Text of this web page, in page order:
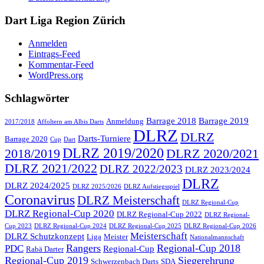
Dart Liga Region Zürich
Anmelden
Eintrags-Feed
Kommentar-Feed
WordPress.org
Schlagwörter
2017/2018 Affoltern am Albis Darts Anmeldung Barrage 2018 Barrage 2019
Barrage 2020 Cup Dart Darts-Turniere DLRZ DLRZ
2018/2019 DLRZ 2019/2020 DLRZ 2020/2021
DLRZ 2021/2022 DLRZ 2022/2023 DLRZ 2023/2024
DLRZ 2024/2025 DLRZ 2025/2026 DLRZ Aufstiegsspiel DLRZ
CoronavirusDLRZ Meisterschaft DLRZ Regional-Cup
DLRZ Regional-Cup 2020 DLRZ Regional-Cup 2022 DLRZ Regional-
Cup 2023 DLRZ Regional-Cup 2024 DLRZ Regional-Cup 2025 DLRZ Regional-Cup 2026
DLRZ Schutzkonzept Liga Meister Meisterschaft Nationalmannschaft
PDC Rabä Darter Rangers Regional-Cup Regional-Cup 2018
Regional-Cup 2019 Schwerzenbach Darts SDA Siegerehrung